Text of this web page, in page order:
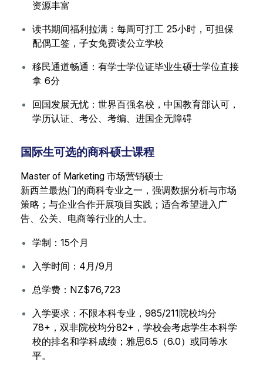
资源丰富
读书期间福利拉满：每周可打工 25小时，可担保
配偶工签，子女免费读公立学校
移民通道畅通：有学士学位证毕业生硕士学位直接
拿 6分
回国发展无忧：世界百强名校，中国教育部认可，
学历认证、考公、考编、进国企无障碍
国际生可选的商科硕士课程
Master of Marketing 市场营销硕士
新西兰最热门的商科专业之一，强调数据分析与市场
策略；与企业合作开展项目实践；适合希望进入广
告、公关、电商等行业的人士。
学制：15个月
入学时间：4月/9月
总学费：NZ$76,723
入学要求：不限本科专业，985/211院校均分
78+，双非院校均分82+，学校会考虑学生本科学
校的排名和学科成绩；雅思6.5（6.0）或同等水
平。